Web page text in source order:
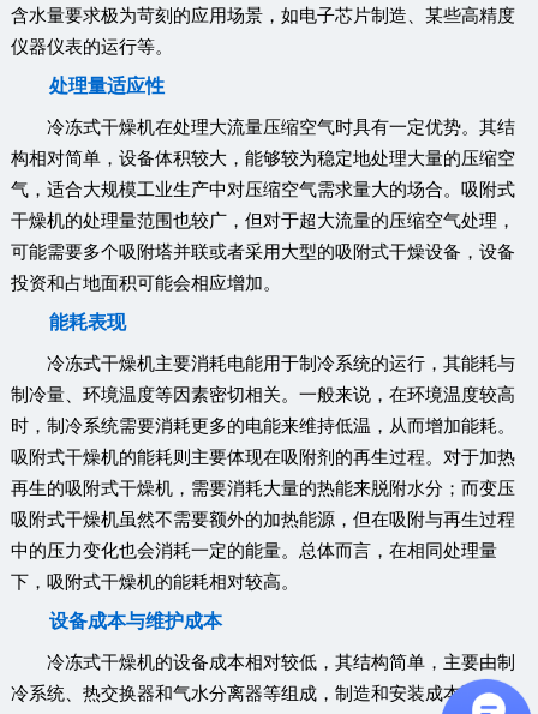
含水量要求极为苛刻的应用场景，如电子芯片制造、某些高精度
仪器仪表的运行等。
处理量适应性
冷冻式干燥机在处理大流量压缩空气时具有一定优势。其结
构相对简单，设备体积较大，能够较为稳定地处理大量的压缩空
气，适合大规模工业生产中对压缩空气需求量大的场合。吸附式
干燥机的处理量范围也较广，但对于超大流量的压缩空气处理，
可能需要多个吸附塔并联或者采用大型的吸附式干燥设备，设备
投资和占地面积可能会相应增加。
能耗表现
冷冻式干燥机主要消耗电能用于制冷系统的运行，其能耗与
制冷量、环境温度等因素密切相关。一般来说，在环境温度较高
时，制冷系统需要消耗更多的电能来维持低温，从而增加能耗。
吸附式干燥机的能耗则主要体现在吸附剂的再生过程。对于加热
再生的吸附式干燥机，需要消耗大量的热能来脱附水分；而变压
吸附式干燥机虽然不需要额外的加热能源，但在吸附与再生过程
中的压力变化也会消耗一定的能量。总体而言，在相同处理量
下，吸附式干燥机的能耗相对较高。
设备成本与维护成本
冷冻式干燥机的设备成本相对较低，其结构简单，主要由制
冷系统、热交换器和气水分离器等组成，制造和安装成本不高。